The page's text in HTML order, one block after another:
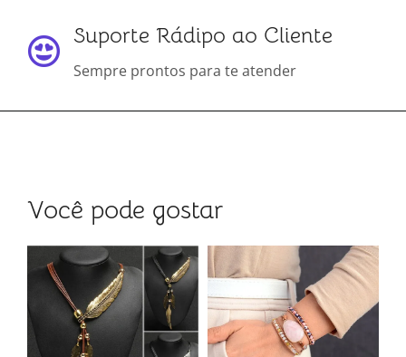
Suporte Rádipo ao Cliente
Sempre prontos para te atender
Você pode gostar